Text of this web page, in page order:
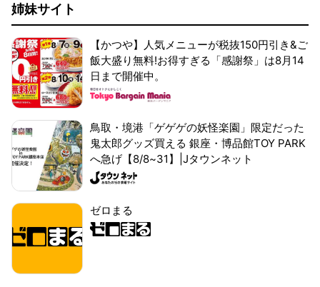
姉妹サイト
【かつや】人気メニューが税抜150円引き&ご
飯大盛り無料!お得すぎる「感謝祭」は8月14
日まで開催中。
鳥取・境港「ゲゲゲの妖怪楽園」限定だった
鬼太郎グッズ買える 銀座・博品館TOY PARK
へ急げ【8/8~31】|Jタウンネット
ゼロまる